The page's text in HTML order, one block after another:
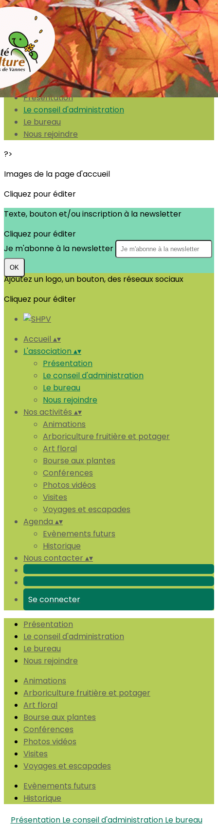
Exporter les lignes sélectionnées
Exporter toutes les colonnes
Exporter uniquement les colonnes affichées
Menu
<
Présentation
Le conseil d'administration
Le bureau
Nous rejoindre
?>
Images de la page d'accueil
Cliquez pour éditer
Texte, bouton et/ou inscription à la newsletter
Cliquez pour éditer
Je m'abonne à la newsletter
OK
Ajoutez un logo, un bouton, des réseaux sociaux
Cliquez pour éditer
Accueil ▴▾
L'association▴▾
Présentation
Le conseil d'administration
Le bureau
Nous rejoindre
Nos activités ▴▾
Animations
Arboriculture fruitière et potager
Art floral
Bourse aux plantes
Conférences
Photos vidéos
Visites
Voyages et escapades
Agenda ▴▾
Evènements futurs
Historique
Nous contacter ▴▾
Se connecter
Présentation
Le conseil d'administration
Le bureau
Nous rejoindre
Animations
Arboriculture fruitière et potager
Art floral
Bourse aux plantes
Conférences
Photos vidéos
Visites
Voyages et escapades
Evènements futurs
Historique
Présentation Le conseil d'administration Le bureau